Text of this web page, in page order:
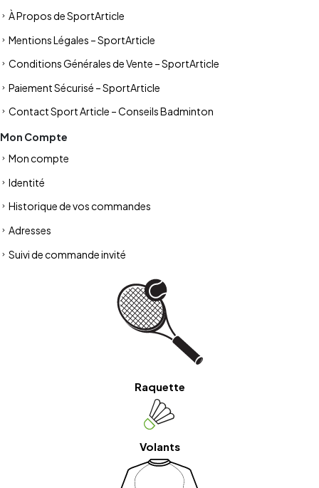
À Propos de SportArticle
Mentions Légales – SportArticle
Conditions Générales de Vente – SportArticle
Paiement Sécurisé – SportArticle
Contact Sport Article – Conseils Badminton
Mon Compte
Mon compte
Identité
Historique de vos commandes
Adresses
Suivi de commande invité
Raquette
Volants